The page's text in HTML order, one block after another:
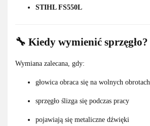
STIHL FS550L
🔧 Kiedy wymienić sprzęgło?
Wymiana zalecana, gdy:
głowica obraca się na wolnych obrotach
sprzęgło ślizga się podczas pracy
pojawiają się metaliczne dźwięki